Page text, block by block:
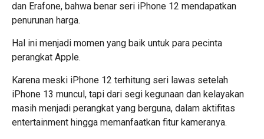
dan Erafone, bahwa benar seri iPhone 12 mendapatkan
penurunan harga.
Hal ini menjadi momen yang baik untuk para pecinta
perangkat Apple.
Karena meski iPhone 12 terhitung seri lawas setelah
iPhone 13 muncul, tapi dari segi kegunaan dan kelayakan
masih menjadi perangkat yang berguna, dalam aktifitas
entertainment hingga memanfaatkan fitur kameranya.